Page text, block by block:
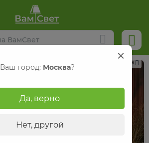
Реклама
Ваш город: Москва?
Да, верно
Нет, другой